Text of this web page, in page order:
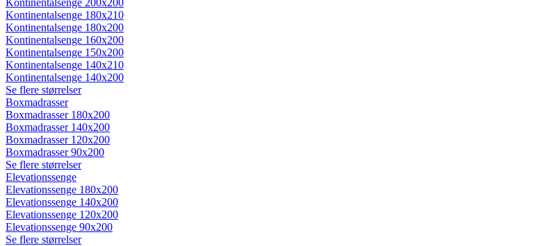
Kontinentalsenge 200x200
Kontinentalsenge 180x210
Kontinentalsenge 180x200
Kontinentalsenge 160x200
Kontinentalsenge 150x200
Kontinentalsenge 140x210
Kontinentalsenge 140x200
Se flere størrelser
Boxmadrasser
Boxmadrasser 180x200
Boxmadrasser 140x200
Boxmadrasser 120x200
Boxmadrasser 90x200
Se flere størrelser
Elevationssenge
Elevationssenge 180x200
Elevationssenge 140x200
Elevationssenge 120x200
Elevationssenge 90x200
Se flere størrelser